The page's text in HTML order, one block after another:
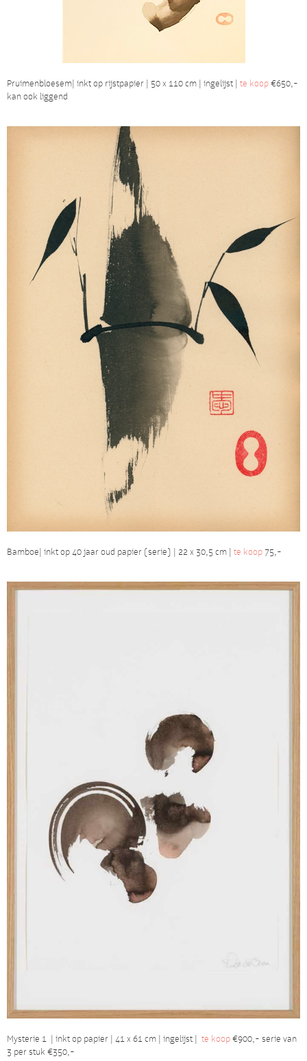
Pruimenbloesem| inkt op rijstpapier | 50 x 110 cm | ingelijst | te koop€650,-
kan ook liggend
Bamboe| inkt op 40 jaar oud papier (serie) | 22 x 30,5 cm | te koop 75,-
Mysterie 1 | inkt op papier | 41 x 61 cm | ingelijst | te koop€900,- serie van
3 per stuk €350,-